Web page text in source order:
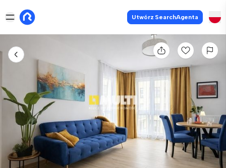
Utwórz SearchAgenta